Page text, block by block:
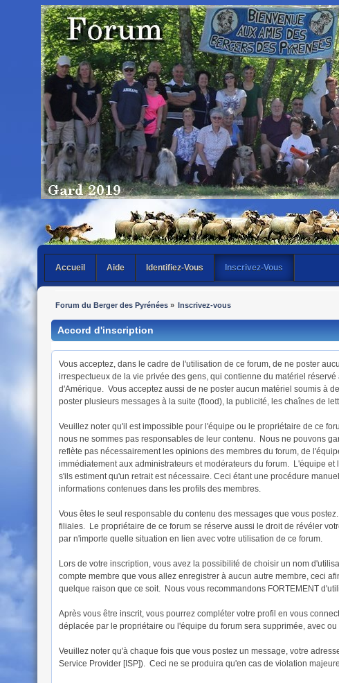
Accueil Aide Identifiez-Vous Inscrivez-Vous
Forum du Berger des Pyrénées» Inscrivez-vous
Accord d'inscription
Vous acceptez, dans le cadre de l'utilisation de ce forum, de ne poster
irrespectueux de la vie privée des gens, qui contienne du matériel
d'Amérique. Vous acceptez aussi de ne poster aucun matériel soumis à
poster plusieurs messages à la suite (flood), la publicité, les chaînes de
Veuillez noter qu'il est impossible pour l'équipe ou le propriétaire de ce
nous ne sommes pas responsables de leur contenu. Nous ne pouvons
reflète pas nécessairement les opinions des membres du forum, de
immédiatement aux administrateurs et modérateurs du forum. L'équipe
s'ils estiment qu'un retrait est nécessaire. Ceci étant une procédure
informations contenues dans les profils des membres.
Vous êtes le seul responsable du contenu des messages que vous
filiales. Le propriétaire de ce forum se réserve aussi le droit de révéler
par n'importe quelle situation en lien avec votre utilisation de ce forum.
Lors de votre inscription, vous avez la possibilité de choisir un nom
compte membre que vous allez enregistrer à aucun autre membre, ceci
quelque raison que ce soit. Nous vous recommandons FORTEMENT
Après vous être inscrit, vous pourrez compléter votre profil en vous
déplacée par le propriétaire ou l'équipe du forum sera supprimée, avec
Veuillez noter qu'à chaque fois que vous postez un message, votre
Service Provider [ISP]). Ceci ne se produira qu'en cas de violation